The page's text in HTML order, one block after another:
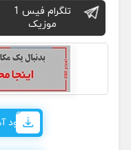
تلگرام فیس 1
موزیک
دانلود